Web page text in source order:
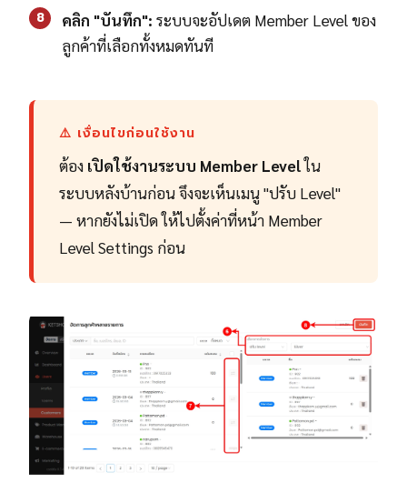
8 คลิก "บันทึก": ระบบจะอัปเดต Member Level ของ
ลูกค้าที่เลือกทั้งหมดทันที
⚠️ เงื่อนไขก่อนใช้งาน
ต้อง เปิดใช้งานระบบ Member Levelใน
ระบบหลังบ้านก่อน จึงจะเห็นเมนู "ปรับ Level"
— หากยังไม่เปิด ให้ไปตั้งค่าที่หน้า Member
Level Settings ก่อน